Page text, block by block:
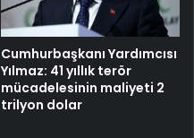
Cumhurbaşkanı Yardımcısı
Yılmaz: 41 yıllık terör
mücadelesinin maliyeti 2
trilyon dolar